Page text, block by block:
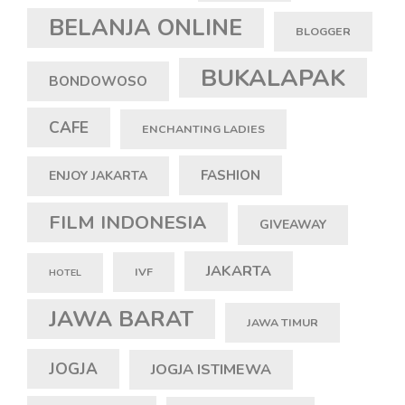
BELANJA ONLINE BLOGGER
BONDOWOSO BUKALAPAK
CAFE ENCHANTING LADIES
ENJOY JAKARTA FASHION
FILM INDONESIA GIVEAWAY
HOTEL IVF JAKARTA
JAWA BARAT JAWA TIMUR
JOGJA JOGJA ISTIMEWA